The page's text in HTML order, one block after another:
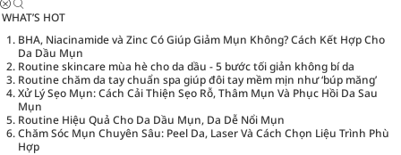
WHAT’S HOT
BHA, Niacinamide và Zinc Có Giúp Giảm Mụn Không? Cách Kết Hợp Cho
Da Dầu Mụn
Routine skincare mùa hè cho da dầu - 5 bước tối giản không bí da
Routine chăm da tay chuẩn spa giúp đôi tay mềm mịn như ‘búp măng’
Xử Lý Sẹo Mụn: Cách Cải Thiện Sẹo Rỗ, Thâm Mụn Và Phục Hồi Da Sau
Mụn
Routine Hiệu Quả Cho Da Dầu Mụn, Da Dễ Nổi Mụn
Chăm Sóc Mụn Chuyên Sâu: Peel Da, Laser Và Cách Chọn Liệu Trình Phù
Hợp